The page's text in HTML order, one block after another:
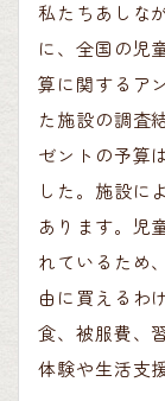
私たちあしな
に、全国の児
算に関するア
た施設の調査
ゼントの予算
した。施設に
あります。児
れているため
由に買えるわ
食、被服費、
体験や生活支